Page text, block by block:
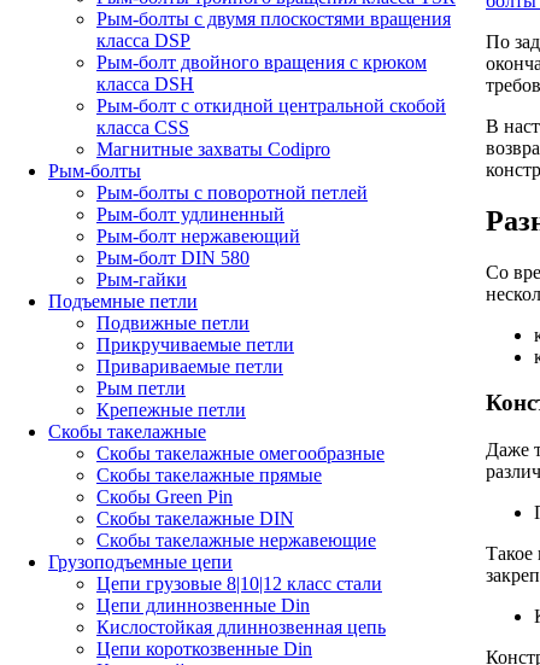
Рым-болты с двумя плоскостями вращения
класса DSP
Рым-болт двойного вращения с крюком
класса DSH
Рым-болт с откидной центральной скобой
класса CSS
Магнитные захваты Codipro
Рым-болты
Рым-болты с поворотной петлей
Рым-болт удлиненный
Рым-болт нержавеющий
Рым-болт DIN 580
Рым-гайки
Подъемные петли
Подвижные петли
Прикручиваемые петли
Привариваемые петли
Рым петли
Крепежные петли
Скобы такелажные
Скобы такелажные омегообразные
Скобы такелажные прямые
Скобы Green Pin
Скобы такелажные DIN
Скобы такелажные нержавеющие
Грузоподъемные цепи
Цепи грузовые 8|10|12 класс стали
Цепи длиннозвенные Din
Кислостойкая длиннозвенная цепь
Цепи короткозвенные Din
По
В
Со
Даже
Такое